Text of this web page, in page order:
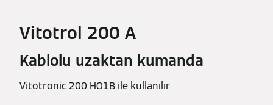
Vitotrol 200 A
Kablolu uzaktan kumanda
Vitotronic 200 HO1B ile kullanılır